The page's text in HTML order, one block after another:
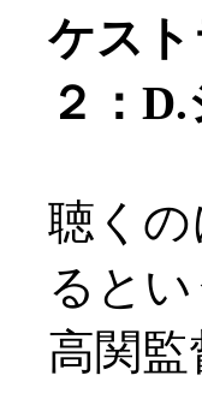
ケス
２：
聴く
ると
高関